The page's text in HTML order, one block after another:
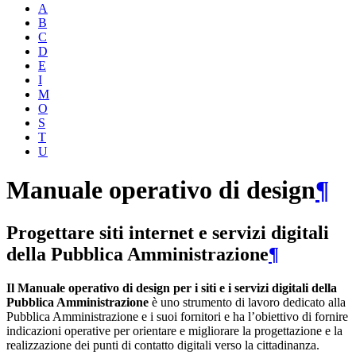
A
B
C
D
E
I
M
O
S
T
U
Manuale operativo di design¶
Progettare siti internet e servizi digitali
della Pubblica Amministrazione¶
Il Manuale operativo di design per i siti e i servizi digitali della
Pubblica Amministrazione è uno strumento di lavoro dedicato alla
Pubblica Amministrazione e i suoi fornitori e ha l’obiettivo di fornire
indicazioni operative per orientare e migliorare la progettazione e la
realizzazione dei punti di contatto digitali verso la cittadinanza.